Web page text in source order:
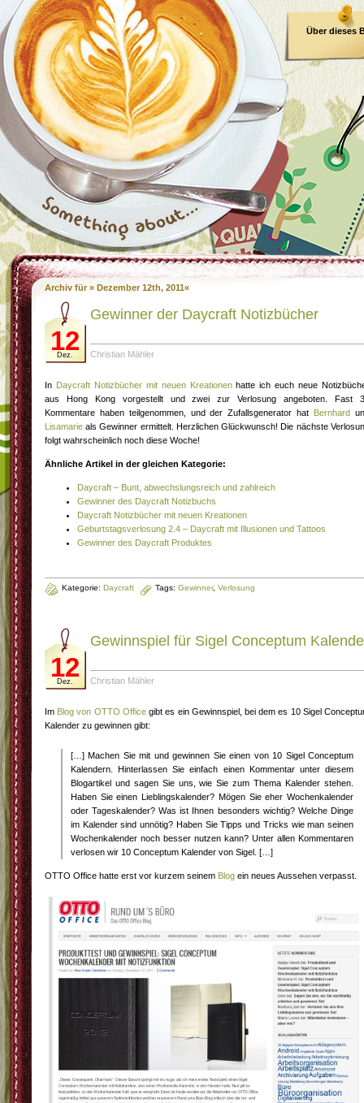
Über dieses
Archiv für » Dezember 12th, 2011«
12
Dez.
Gewinner der Daycraft Notizbücher
Christian Mähler
In Daycraft Notizbücher mit neuen Kreationenhatte ich euch neue
aus Hong Kong vorgestellt und zwei zur Verlosung angeboten. Fast
Kommentare haben teilgenommen, und der Zufallsgenerator hat Bernhard
Lisamarie als Gewinner ermittelt. Herzlichen Glückwunsch! Die nächste
folgt wahrscheinlich noch diese Woche!
Ähnliche Artikel in der gleichen Kategorie:
Daycraft – Bunt, abwechslungsreich und zahlreich
Gewinner des Daycraft Notizbuchs
Daycraft Notizbücher mit neuen Kreationen
Geburtstagsverlosung 2.4 – Daycraft mit Illusionen und Tattoos
Gewinner des Daycraft Produktes
Kategorie: Daycraft Tags: Gewinner, Verlosung
12
Dez.
Gewinnspiel für Sigel Conceptum
Christian Mähler
Im Blog von OTTO Officegibt es ein Gewinnspiel, bei dem es 10 Sigel
Kalender zu gewinnen gibt:
[…] Machen Sie mit und gewinnen Sie einen von 10 Sigel Conceptum
Kalendern. Hinterlassen Sie einfach einen Kommentar unter diesem
Blogartikel und sagen Sie uns, wie Sie zum Thema Kalender stehen.
Haben Sie einen Lieblingskalender? Mögen Sie eher Wochenkalender
oder Tageskalender? Was ist Ihnen besonders wichtig? Welche Dinge
im Kalender sind unnötig? Haben Sie Tipps und Tricks wie man seinen
Wochenkalender noch besser nutzen kann? Unter allen Kommentaren
verlosen wir 10 Conceptum Kalender von Sigel. […]
OTTO Office hatte erst vor kurzem seinem Blog ein neues Aussehen verpasst.